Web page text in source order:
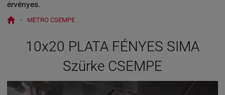
érvényes.
 » METRO CSEMPE
10x20 PLATA FÉNYES SIMA
Szürke CSEMPE